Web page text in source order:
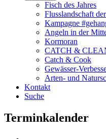
Fisch des Jahres
Flusslandschaft
Kampagne
Angeln in der
Kormoran
CATCH &
Catch & Cook
Gewässer-
Arten- und
Kontakt
Suche
Terminkalender